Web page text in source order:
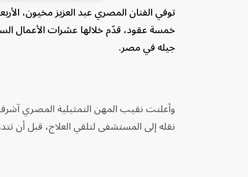
خمسة عقود، قدّم خلالها عشرات الأعمال
جيله في مصر.
وأعلنت نقيب المهن التمثيلية المصري
نقله إلى المستشفى لتلقي العلاج، قبل أن